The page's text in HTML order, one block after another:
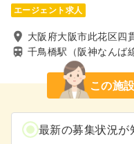
エージェント求人
大阪府大阪市此花区四
千鳥橋駅（阪神なんば
この施
最新の募集状況が